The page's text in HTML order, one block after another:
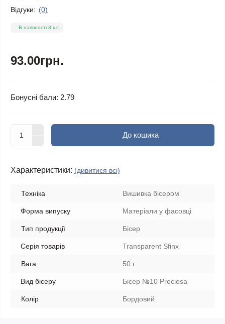
Відгуки: (0)
В наявності 3 шт.
93.00грн.
Бонусні бали: 2.79
До кошика
Характеристики: (дивитися всі)
Техніка Вишивка бісером
Форма випуску Матеріали у фасовці
Тип продукції Бісер
Серія товарів Transparent Sfinx
Вага 50 г.
Вид бісеру Бісер №10 Preciosa
Колір Бордовий